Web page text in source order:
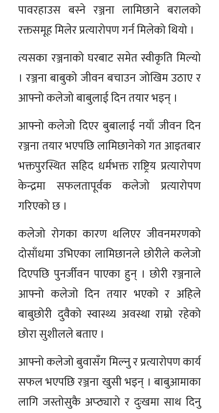
पावरहाउस बस्ने रञ्जना लामिछाने बरालको
रक्तसमूह मिलेर प्रत्यारोपण गर्न मिलेको थियो ।
त्यसका रञ्जनाको घरबाट समेत स्वीकृति मिल्यो
। रञ्जना बाबुको जीवन बचाउन जोखिम उठाए र
आफ्नो कलेजो बाबुलाई दिन तयार भइन् ।
आफ्नो कलेजो दिएर बुबालाई नयाँ जीवन दिन
रञ्जना तयार भएपछि लामिछानेको गत आइतबार
भक्तपुरस्थित सहिद धर्मभक्त राष्ट्रिय प्रत्यारोपण
केन्द्रमा सफलतापूर्वक कलेजो प्रत्यारोपण
गरिएको छ ।
कलेजो रोगका कारण थलिएर जीवनमरणको
दोसाँधमा उभिएका लामिछानले छोरीले कलेजो
दिएपछि पुनर्जीवन पाएका हुन् । छोरी रञ्जनाले
आफ्नो कलेजो दिन तयार भएको र अहिले
बाबुछोरी दुवैको स्वास्थ्य अवस्था राम्रो रहेको
छोरा सुशीलले बताए ।
आफ्नो कलेजो बुवासँग मिल्नु र प्रत्यारोपण कार्य
सफल भएपछि रञ्जना खुसी भइन् । बाबुआमाका
लागि जस्तोसुकै अप्ठ्यारो र दुःखमा साथ दिनु